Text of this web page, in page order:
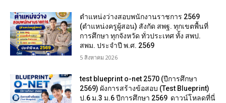
ตำแหน่งว่างสอบพนักงานราชการ 2569
(ตำแหน่งครูผู้สอน) สังกัด สพฐ. ทุกเขตพื้นที่
การศึกษา ทุกจังหวัด ทั่วประเทศ ทั้ง สพป.
สพม. ประจำปี พ.ศ. 2569
5 สิงหาคม 2026
test blueprint o-net 2570 (ปีการศึกษา
2569) ผังการสร้างข้อสอบ (Test Blueprint)
ป.6 ม.3 ม.6 ปีการศึกษา 2569 ดาวน์โหลดที่นี่